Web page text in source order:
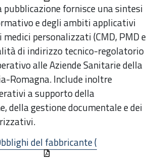
pubblicazione fornisce una sintesi
e degli ambiti applicativi
personalizzati (CMD, PMD e
di indirizzo tecnico-regolatorio
alle Aziende Sanitarie della
Romagna. Include inoltre
a supporto della
della gestione documentale e dei
del fabbricante (